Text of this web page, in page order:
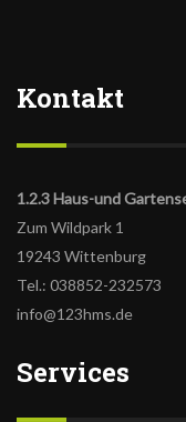
Kontakt
1.2.3 Haus-und
Zum Wildpark 1
19243 Wittenburg
Tel.: 038852-232573
info@123hms.de
Services